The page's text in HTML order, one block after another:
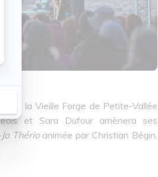
de la Vieille Forge de Petite-Vallée
et Sara Dufour amènera ses
Thérioanimée par Christian Bégin,